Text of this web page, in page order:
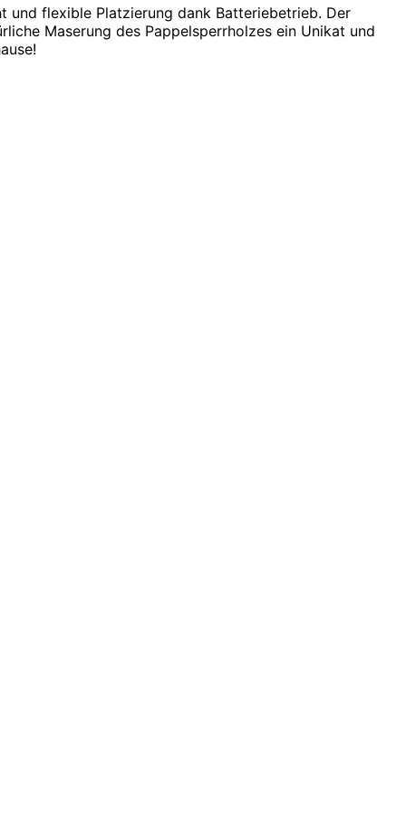
und flexible Platzierung dank Batteriebetrieb. Der
Maserung des Pappelsperrholzes ein Unikat und